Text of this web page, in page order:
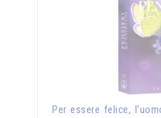
Per essere felice,